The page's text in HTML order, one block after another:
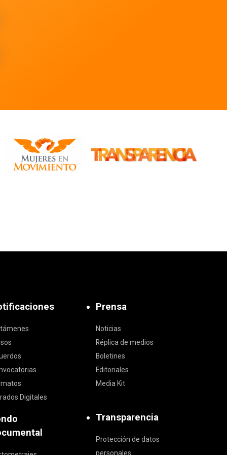
Digitales
Prensa
Noticias
Réplica de medios
Boletines
Editoriales
Media Kit
Transparencia
Protección de datos
personales